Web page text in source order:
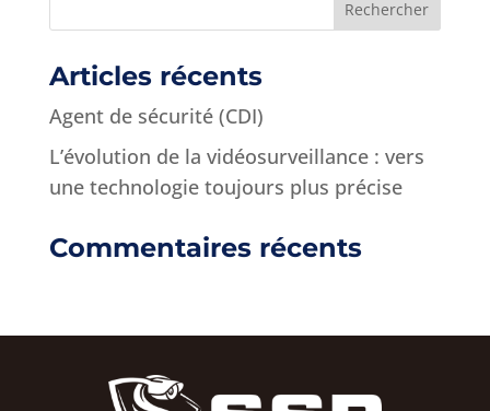
Articles récents
Agent de sécurité (CDI)
L’évolution de la vidéosurveillance : vers
une technologie toujours plus précise
Commentaires récents